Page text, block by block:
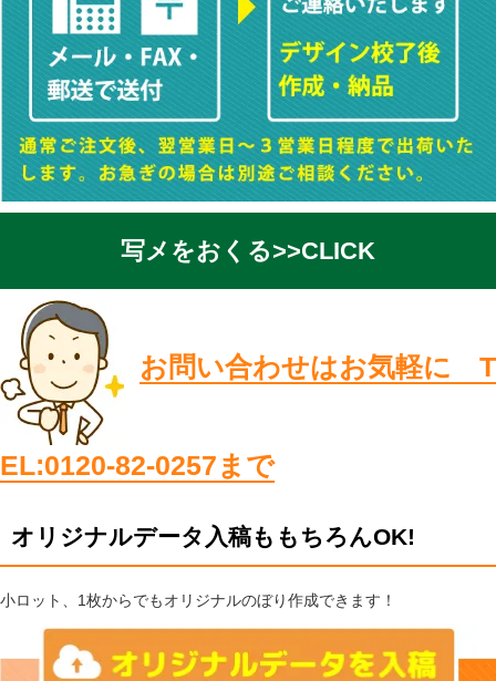
写メをおくる>>CLICK
お問い合わせはお気軽に T
EL:0120-82-0257まで
オリジナルデータ入稿ももちろんOK!
小ロット、1枚からでもオリジナルのぼり作成できます！